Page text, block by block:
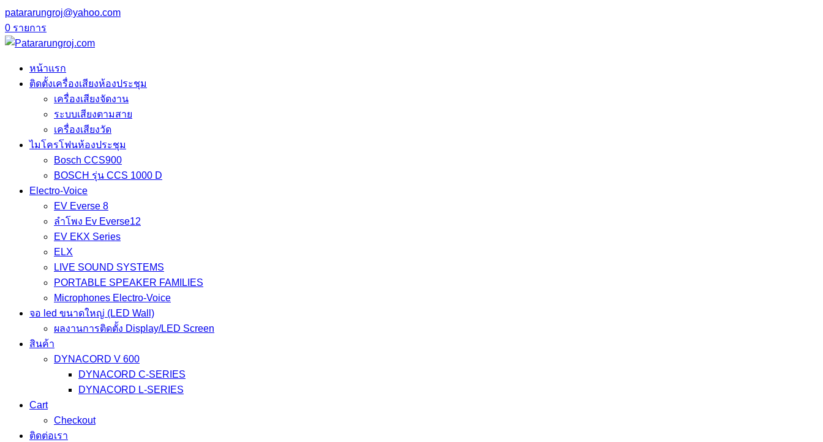
patararungroj@yahoo.com
0 รายการ
หน้าแรก
ติดตั้งเครื่องเสียงห้องประชุม
เครื่องเสียงจัดงาน
ระบบเสียงตามสาย
เครื่องเสียงวัด
ไมโครโฟนห้องประชุม
Bosch CCS900
BOSCH รุ่น CCS 1000 D
Electro-Voice
EV Everse 8
ลำโพง Ev Everse12
EV EKX Series
ELX
LIVE SOUND SYSTEMS
PORTABLE SPEAKER FAMILIES
Microphones Electro-Voice
จอ led ขนาดใหญ่ (LED Wall)
ผลงานการติดตั้ง Display/LED Screen
สินค้า
DYNACORD V 600
DYNACORD C-SERIES
DYNACORD L-SERIES
Cart
Checkout
ติดต่อเรา